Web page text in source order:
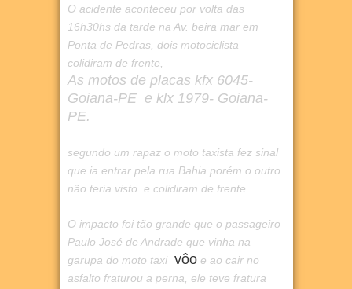
O acidente aconteceu por volta das
16h30hs da tarde na Av. beira mar em
Ponta de Pedras, dois motociclista
colidiram de frente,
As motos de placas kfx 6045-
Goiana-PE e klx 1979- Goiana-
PE.
segundo um rapaz o moto taxista fez sinal
que ia entrar pela rua Bahia porém o outro
não teria visto e colidiram de frente.
O impacto foi tão grande que o passageiro
Paulo José de Andrade que vinha na
garupa do moto taxi vôoe ao cair no
asfalto fraturou a perna, ele teve fratura